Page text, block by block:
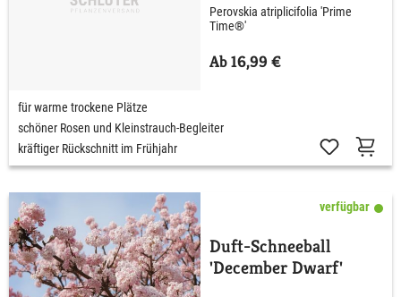
Perovskia atriplicifolia 'Prime
Time®'
Ab 16,99 €
für warme trockene Plätze
schöner Rosen und Kleinstrauch-Begleiter
kräftiger Rückschnitt im Frühjahr
verfügbar
Duft-Schneeball
'December Dwarf'